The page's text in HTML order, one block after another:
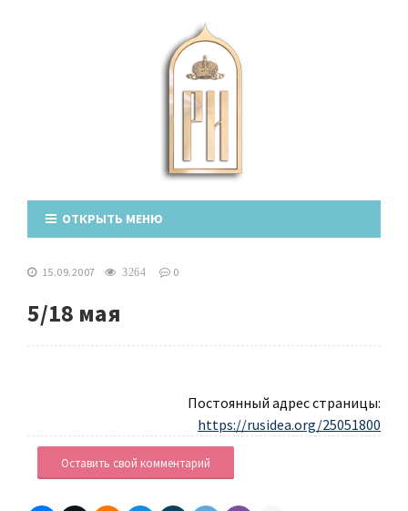
ОТКРЫТЬ МЕНЮ
15.09.2007 3264 0
5/18 мая
Постоянный адрес страницы:
https://rusidea.org/25051800
Оставить свой комментарий